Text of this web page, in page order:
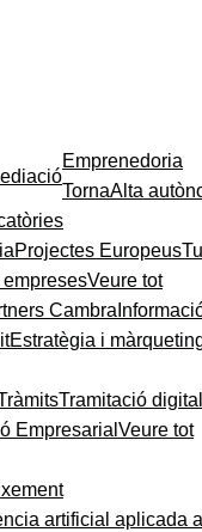
Emprenedoria
TornaAlta
Projectes Europeus
Veure tot
Cambra
Estratègia i
Tramitació digital
Empresarial Veure tot
artificial aplicada